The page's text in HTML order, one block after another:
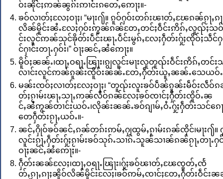
ဝ်းၼိုင်ႈဢၼ်ၼွၵ်းဢၢင်းၵတေႇဢေႃႈ။-
ၶဝ်လၢတ်ႈလႄႈဝႃႈ၊ “မႃး႟။ ၵူဝ်ႁဝ်းတၵ်းၽၢတ်ႇၽႄၵၼ်ၵႂႃႇၵ
လိၼ်မိူင်းၼႆႉလႄႈႁဝ်းဢွၼ်ၵၼ်တႄႇတင်ႈဝဵင်းဢိၵ်ႇလူၺ်ႈသ
င်းလူင်ဢၼ်သုင်ၶိုတ်းပဵင်းၽႃႉပဵင်းမွၵ်ႇလႄႈႁဵတ်းႁႂ်ႈၸိုဝ်ႈသဵင်
င်ႁၢင်းတႃႉႁဝ်း၊” ဝႃႈၼင်ႇၼႆဢေႃႈ။
မိူဝ်ႈၼၼ်ႉ၊ထႃႇဝရႃႉၽြႃး၊ၵျွလူင်းမႃးလူတူၺ်းဝဵင်းဢိၵ်ႇတင်
လၢင်းလူင်ဢၼ်ၵူၼ်းၸိူဝ်းၼၼ်ႉတႄႇႁဵတ်းယူႇၼၼ်ႉသေယဝ်ႉ
မၼ်းၸဝ်ႈလၢတ်ႈလႄႈဝႃႈ၊ “တူၺ်းလူးၶဝ်ပဵၼ်ၵူၼ်းမဵဝ်းလဵဝ်
တ်ႈၵႂၢမ်းၽႃႇသႃႇဢၼ်လဵဝ်ၵၼ်လႄႈၶဝ်ၸၢင်ႈႁဵတ်းၸိူဝ်ႉၼ
င်ႇၼႆဢွၼ်တၢင်းယဝ်ႉ၊လိုၼ်းၼၼ်ႉၶဝ်ၵျၢမ်ႇဝႆႉႁႂ်ႈႁဵတ်းသင်ၵေ
တေႁဵတ်းၵႂႃႇယဝ်ႉ။-
ၼင်ႇႁိုဝ်ၶဝ်ၼင်ႇၵၼ်တၵ်းဢမ်ႇႁုထွမ်ႇၵႂၢမ်းၵၼ်ၸိုင်၊မႃး႟။
လူင်းၵႂႃႇႁဵတ်းႁႂ်ႈၵႂၢမ်းၶဝ်သုၵ်ႉသၢၵ်ႉသူၼ်သၢၼ်ၵၼ်ၵႂႃႇတႃႉႁဝ်
ဝႃႈၼင်ႇၼႆဢေႃႈ။-
ႁဵတ်းၼၼ်လႄႈ၊ထႃႇဝရႃႉၽြႃး၊ႁႂ်ႈၶဝ်ၽၢတ်ႇၽႄၸွတ်ႇၸႅ
တ်ႇၵႂႃႇၵႃႈၼိူဝ်လိၼ်မိူင်းလႄႈ၊ၶဝ်ဢမ်ႇၸၢင်ႈတႄႇႁဵတ်းဝဵင်းၼ